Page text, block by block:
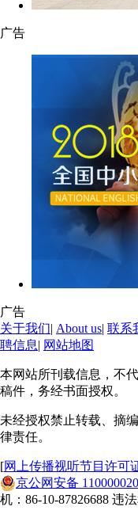
广告
广告
关于我们| About us| 联系
聘信息| 网站地图
本网站所刊载信息，不
稿件，务经书面授权。
未经授权禁止转载、摘
律责任。
[网上传播视听节目许可
京公网安备
机：86-10-87826688 违